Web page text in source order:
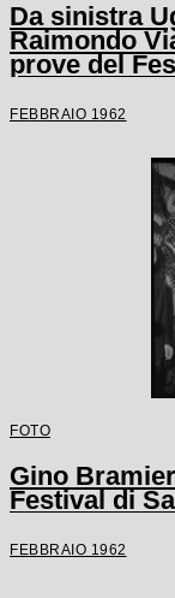
Da sinistra
Raimondo
prove del
FEBBRAIO 1962
FOTO
Gino
Festival di
FEBBRAIO 1962